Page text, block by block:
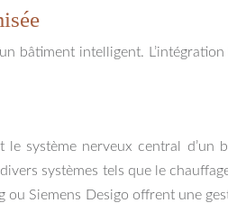
intelligent.
système nerveux central
systèmes tels que le
Siemens Desigo offrent une